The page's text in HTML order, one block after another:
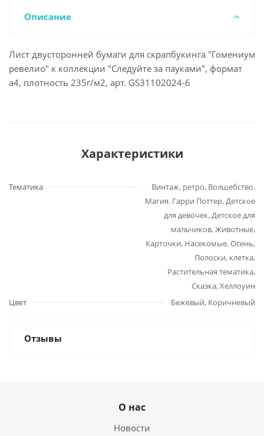
Описание
Лист двусторонней бумаги для скрапбукинга "Гомениум
ревелио" к коллекции "Следуйте за пауками", формат
а4, плотность 235г/м2, арт. GS31102024-6
Характеристики
Тематика
Винтаж, ретро, Волшебство.
Магия. Гарри Поттер, Детское
для девочек, Детское для
мальчиков, Животные,
Карточки, Насекомые, Осень,
Полоски, клетка,
Растительная тематика,
Сказка, Хеллоуин
Цвет
Бежевый, Коричневый
Отзывы
О нас
Новости